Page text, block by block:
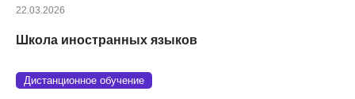
22.03.2026
Школа иностранных языков
Дистанционное обучение